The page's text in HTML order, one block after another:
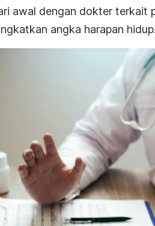
awal dengan dokter terkait
angka harapan hidup.